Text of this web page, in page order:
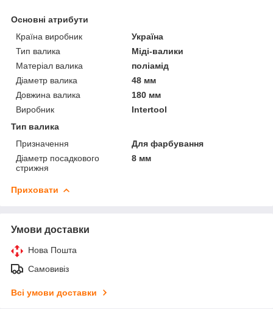
Основні атрибути
Країна виробник
Україна
Тип валика
Міді-валики
Матеріал валика
поліамід
Діаметр валика
48 мм
Довжина валика
180 мм
Виробник
Intertool
Тип валика
Призначення
Для фарбування
Діаметр посадкового
стрижня
8 мм
Приховати
Умови доставки
Нова Пошта
Самовивіз
Всі умови доставки